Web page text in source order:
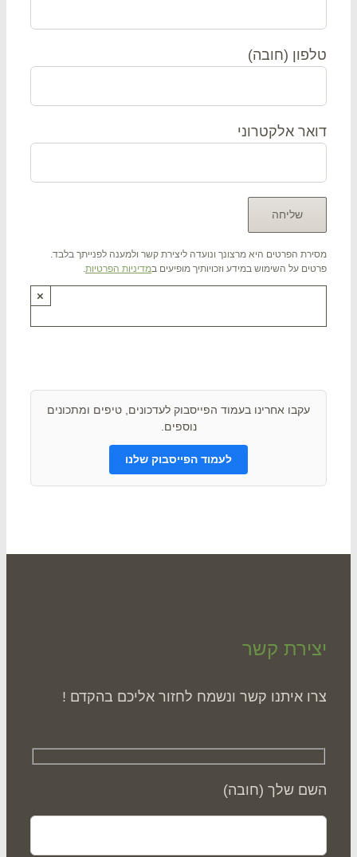
(חובה)
אלקטרוני
הפרטים היא מרצונך ונועדה ליצירת קשר ולמענה לפנייתך בלבד.
על השימוש במידע וזכויותיך מופיעים ב מדיניות הפרטיות.
עקבו אחרינו בעמוד הפייסבוק לעדכונים, טיפים ומתכונים
לעמוד הפייסבוק שלנו
קשר
איתנו קשר ונשמח לחזור אליכם בהקדם !
שלך (חובה)